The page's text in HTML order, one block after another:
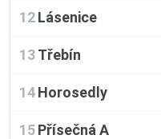
12 Lásenice
13 Třebín
14 Horosedly
15 Přísečná A